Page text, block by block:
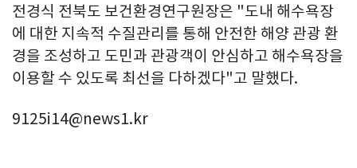
전경식 전북도 보건환경연구원장은 "도내 해수욕장
에 대한 지속적 수질관리를 통해 안전한 해양 관광 환
경을 조성하고 도민과 관광객이 안심하고 해수욕장을
이용할 수 있도록 최선을 다하겠다"고 말했다.
9125i14@news1.kr